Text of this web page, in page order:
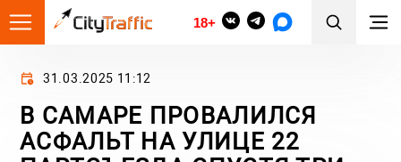
18+
31.03.2025 11:12
В САМАРЕ ПРОВАЛИЛСЯ
АСФАЛЬТ НА УЛИЦЕ 22